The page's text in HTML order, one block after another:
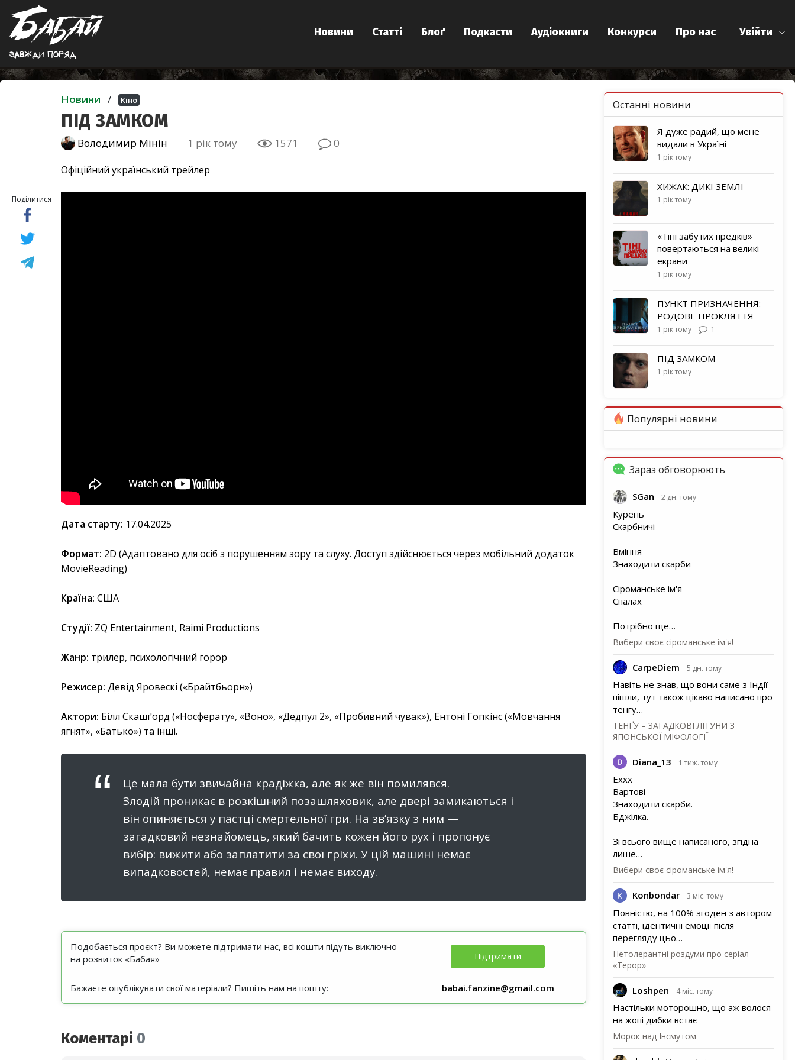
Завжди поряд
Увійти
Новини Статті Блоґ Подкасти Аудіокниги Конкурси Про нас
Новини / Кіно
ПІД ЗАМКОМ
Володимир Мінін 1 рік тому 1571 0
Офіційний український трейлер
Поділитися
Дата старту: 17.04.2025
Формат: 2D (Адаптовано для осіб з порушенням зору та слуху. Доступ здійснюється через мобільний додаток
MovieReading)
Країна: США
Студії: ZQ Entertainment, Raimi Productions
Жанр: трилер, психологічний горор
Режисер: Девід Яровескі («Брайтбьорн»)
Актори: Білл Скашґорд («Носферату», «Воно», «Дедпул 2», «Пробивний чувак»), Ентоні Гопкінс («Мовчання
ягнят», «Батько») та інші.
Це мала бути звичайна крадіжка, але як же він помилявся.
Злодій проникає в розкішний позашляховик, але двері замикаються і
він опиняється у пастці смертельної гри. На зв’язку з ним —
загадковий незнайомець, який бачить кожен його рух і пропонує
вибір: вижити або заплатити за свої гріхи. У цій машині немає
випадковостей, немає правил і немає виходу.
Подобається проєкт? Ви можете підтримати нас, всі кошти підуть виключно
на розвиток «Бабая»
Підтримати
Бажаєте опублікувати свої матеріали? Пишіть нам на пошту: babai.fanzine@gmail.com
Коментарі 0
Останні новини
Я дуже радий, що мене
видали в Україні
1 рік тому
ХИЖАК: ДИКІ ЗЕМЛІ
1 рік тому
«Тіні забутих предків»
повертаються на великі
екрани
1 рік тому
ПУНКТ ПРИЗНАЧЕННЯ:
РОДОВЕ ПРОКЛЯТТЯ
1 рік тому 1
ПІД ЗАМКОМ
1 рік тому
Популярні новини
Зараз обговорюють
SGan 2 дн. тому
Курень
Скарбничі
Вміння
Знаходити скарби
Сіроманське ім'я
Спалах
Потрібно ще…
Вибери своє сіроманське ім'я!
CarpeDiem 5 дн. тому
Навіть не знав, що вони саме з Індії
пішли, тут також цікаво написано про
тенгу…
ТЕНҐУ – ЗАГАДКОВІ ЛІТУНИ З
ЯПОНСЬКОЇ МІФОЛОГІЇ
Diana_13 1 тиж. тому
Еххх
Вартові
Знаходити скарби.
Бджілка.
Зі всього вище написаного, згідна
лише…
Вибери своє сіроманське ім'я!
Konbondar 3 міс. тому
Повністю, на 100% згоден з автором
статті, ідентичні емоції після
перегляду цьо…
Нетолерантні роздуми про серіал
«Терор»
Loshpen 4 міс. тому
Настільки моторошно, що аж волося
на жопі дибки встає
Морок над Інсмутом